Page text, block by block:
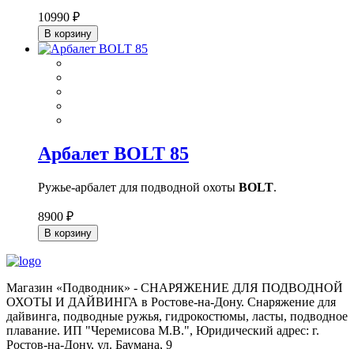
10990 ₽
В корзину
Арбалет BOLT 85
Ружье-арбалет для подводной охоты BOLT.
8900 ₽
В корзину
Магазин «Подводник» - СНАРЯЖЕНИЕ ДЛЯ ПОДВОДНОЙ
ОХОТЫ И ДАЙВИНГА в Ростове-на-Дону. Снаряжение для
дайвинга, подводные ружья, гидрокостюмы, ласты, подводное
плавание. ИП "Черемисова М.В.", Юридический адрес: г.
Ростов-на-Дону, ул. Баумана, 9